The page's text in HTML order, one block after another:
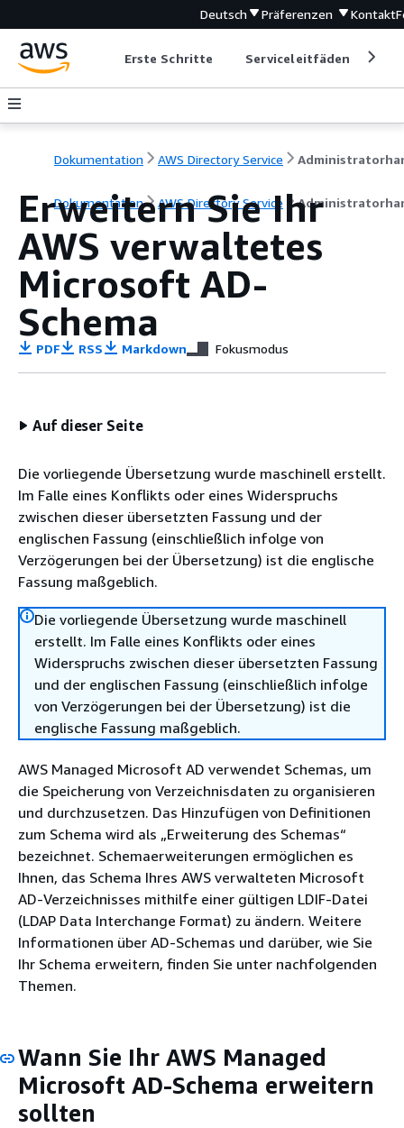
Deutsch Präferenzen Kontakt
Erste Schritte Serviceleitfäden
Dokumentation AWS Directory Service
Dokumentation AWS Directory Service
Erweitern Sie Ihr
AWS verwaltetes
Microsoft AD-
Schema
PDF RSS Markdown Fokusmodus
Auf dieser Seite
Die vorliegende Übersetzung wurde maschinell erstellt.
Im Falle eines Konflikts oder eines Widerspruchs
zwischen dieser übersetzten Fassung und der
englischen Fassung (einschließlich infolge von
Verzögerungen bei der Übersetzung) ist die englische
Fassung maßgeblich.
Die vorliegende Übersetzung wurde maschinell
erstellt. Im Falle eines Konflikts oder eines
Widerspruchs zwischen dieser übersetzten Fassung
und der englischen Fassung (einschließlich infolge
von Verzögerungen bei der Übersetzung) ist die
englische Fassung maßgeblich.
AWS Managed Microsoft AD verwendet Schemas, um
die Speicherung von Verzeichnisdaten zu organisieren
und durchzusetzen. Das Hinzufügen von Definitionen
zum Schema wird als „Erweiterung des Schemas“
bezeichnet. Schemaerweiterungen ermöglichen es
Ihnen, das Schema Ihres AWS verwalteten Microsoft
AD-Verzeichnisses mithilfe einer gültigen LDIF-Datei
(LDAP Data Interchange Format) zu ändern. Weitere
Informationen über AD-Schemas und darüber, wie Sie
Ihr Schema erweitern, finden Sie unter nachfolgenden
Themen.
Wann Sie Ihr AWS Managed
Microsoft AD-Schema erweitern
sollten